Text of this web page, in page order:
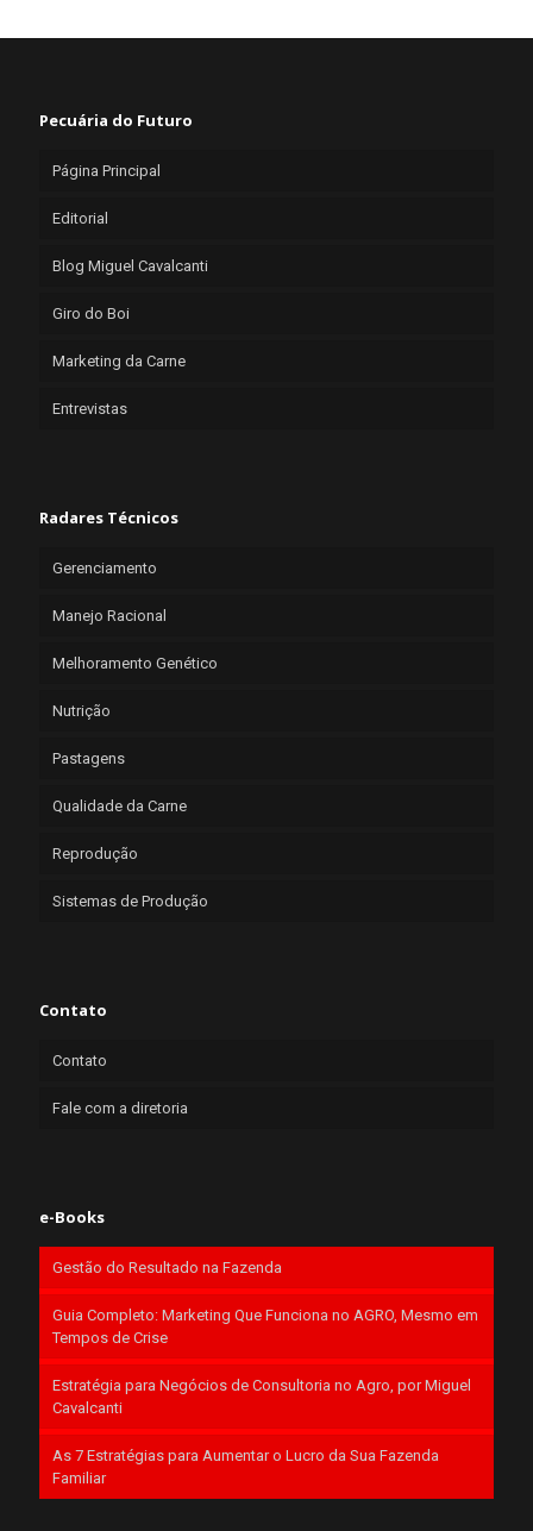
Pecuária do Futuro
Página Principal
Editorial
Blog Miguel Cavalcanti
Giro do Boi
Marketing da Carne
Entrevistas
Radares Técnicos
Gerenciamento
Manejo Racional
Melhoramento Genético
Nutrição
Pastagens
Qualidade da Carne
Reprodução
Sistemas de Produção
Contato
Contato
Fale com a diretoria
e-Books
Gestão do Resultado na Fazenda
Guia Completo: Marketing Que Funciona no AGRO, Mesmo em
Tempos de Crise
Estratégia para Negócios de Consultoria no Agro, por Miguel
Cavalcanti
As 7 Estratégias para Aumentar o Lucro da Sua Fazenda
Familiar